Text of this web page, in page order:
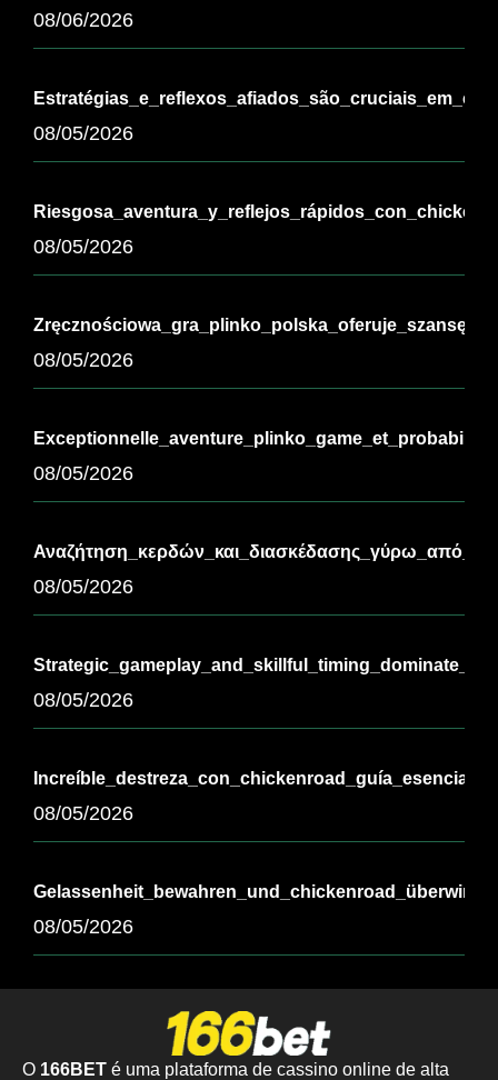
08/06/2026
08/05/2026
08/05/2026
08/05/2026
08/05/2026
Αναζήτηση_κερδών_και_διασκέδασης_γύρω_από_τ-
08/05/2026
08/05/2026
08/05/2026
08/05/2026
O 166BET é uma plataforma de cassino online de alta